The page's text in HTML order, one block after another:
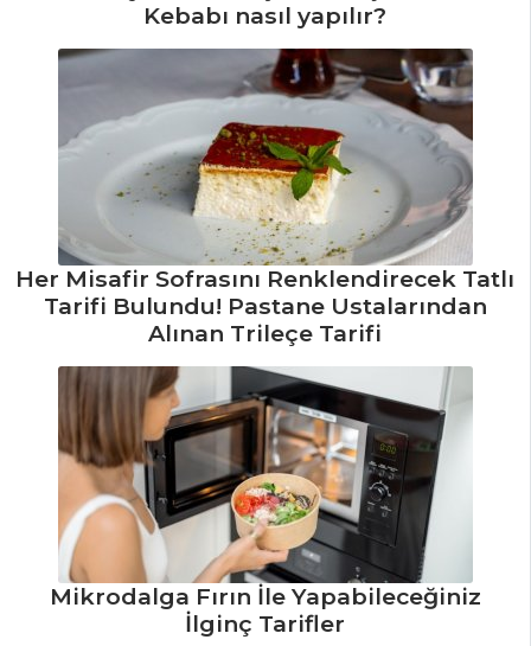
Kebabı nasıl yapılır?
Her Misafir Sofrasını Renklendirecek Tatlı
Tarifi Bulundu! Pastane Ustalarından
Alınan Trileçe Tarifi
Mikrodalga Fırın İle Yapabileceğiniz
İlginç Tarifler